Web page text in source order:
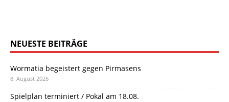
NEUESTE BEITRÄGE
Wormatia begeistert gegen Pirmasens
8. August 2026
Spielplan terminiert / Pokal am 18.08.